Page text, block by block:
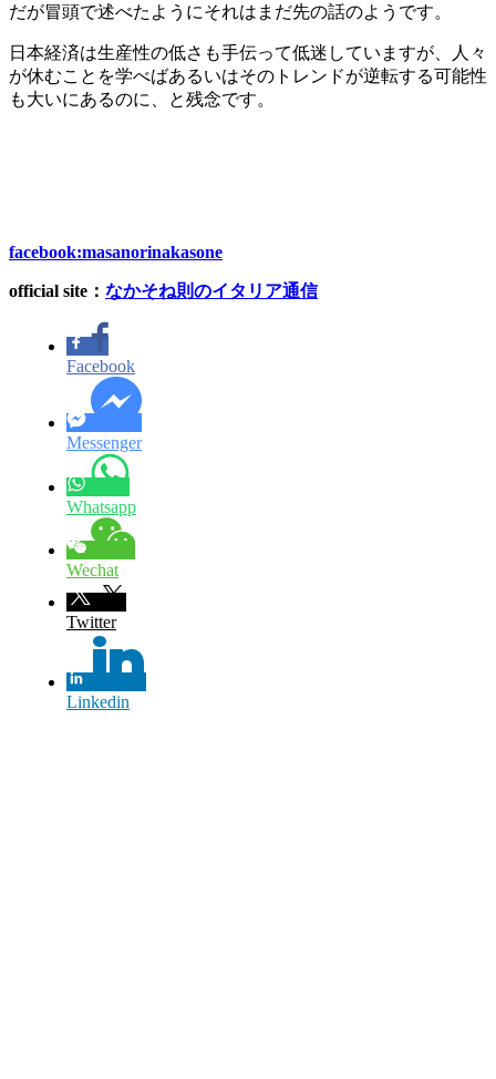
だが冒頭で述べたようにそれはまだ先の話のようです。
日本経済は生産性の低さも手伝って低迷していますが、人々
が休むことを学べばあるいはそのトレンドが逆転する可能性
も大いにあるのに、と残念です。
facebook:masanorinakasone
official site ： なかそね則のイタリア通信
Facebook
Messenger
Whatsapp
Wechat
Twitter
Linkedin